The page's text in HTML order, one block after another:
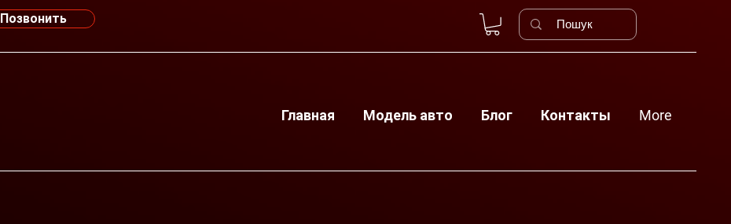
Позвонить
Главная Модель авто Блог Контакты More